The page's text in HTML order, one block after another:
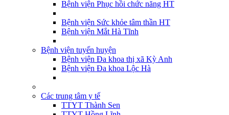
Bệnh viện Phục hồi chức năng HT
Bệnh viện Sức khỏe tâm thần HT
Bệnh viện Mắt Hà Tĩnh
Bệnh viện tuyến huyện
Bệnh viện Đa khoa thị xã Kỳ Anh
Bệnh viện Đa khoa Lộc Hà
Các trung tâm y tế
TTYT Thành Sen